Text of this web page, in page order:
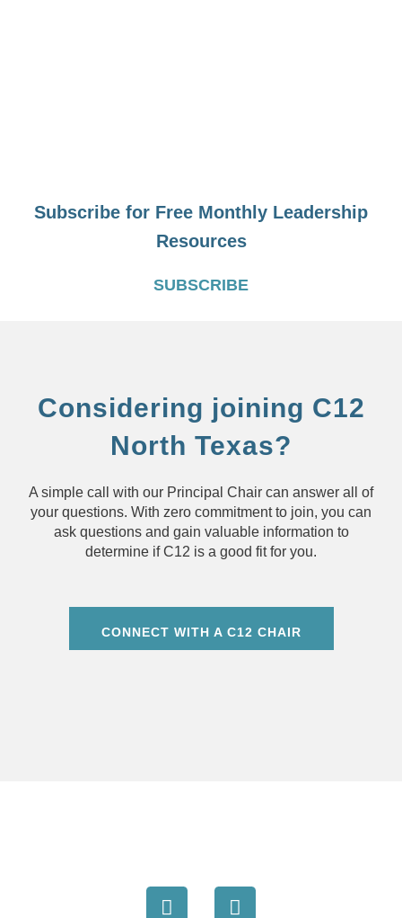
Subscribe for Free Monthly Leadership
Resources
SUBSCRIBE
Considering joining C12
North Texas?
A simple call with our Principal Chair can answer all of
your questions. With zero commitment to join, you can
ask questions and gain valuable information to
determine if C12 is a good fit for you.
CONNECT WITH A C12 CHAIR